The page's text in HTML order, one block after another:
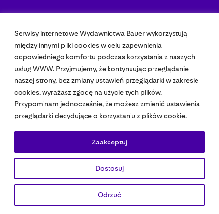
Serwisy internetowe Wydawnictwa Bauer wykorzystują
między innymi pliki cookies w celu zapewnienia
odpowiedniego komfortu podczas korzystania z naszych
usług WWW. Przyjmujemy, że kontynuując przeglądanie
naszej strony, bez zmiany ustawień przeglądarki w zakresie
cookies, wyrażasz zgodę na użycie tych plików.
Przypominam jednocześnie, że możesz zmienić ustawienia
przeglądarki decydujące o korzystaniu z plików cookie.
Dostosuj
Odrzuć
Zaakceptuj
Nasze czasopisma
Nasze strony
© 2023 Bauer Media Group, All Rights Reserved.
Polityka prywatnościDane osoboweWydawca EMFASpeak Up